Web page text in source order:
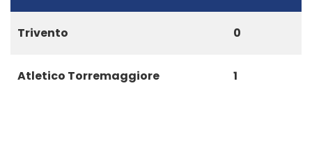
Trivento 0
Atletico Torremaggiore 1